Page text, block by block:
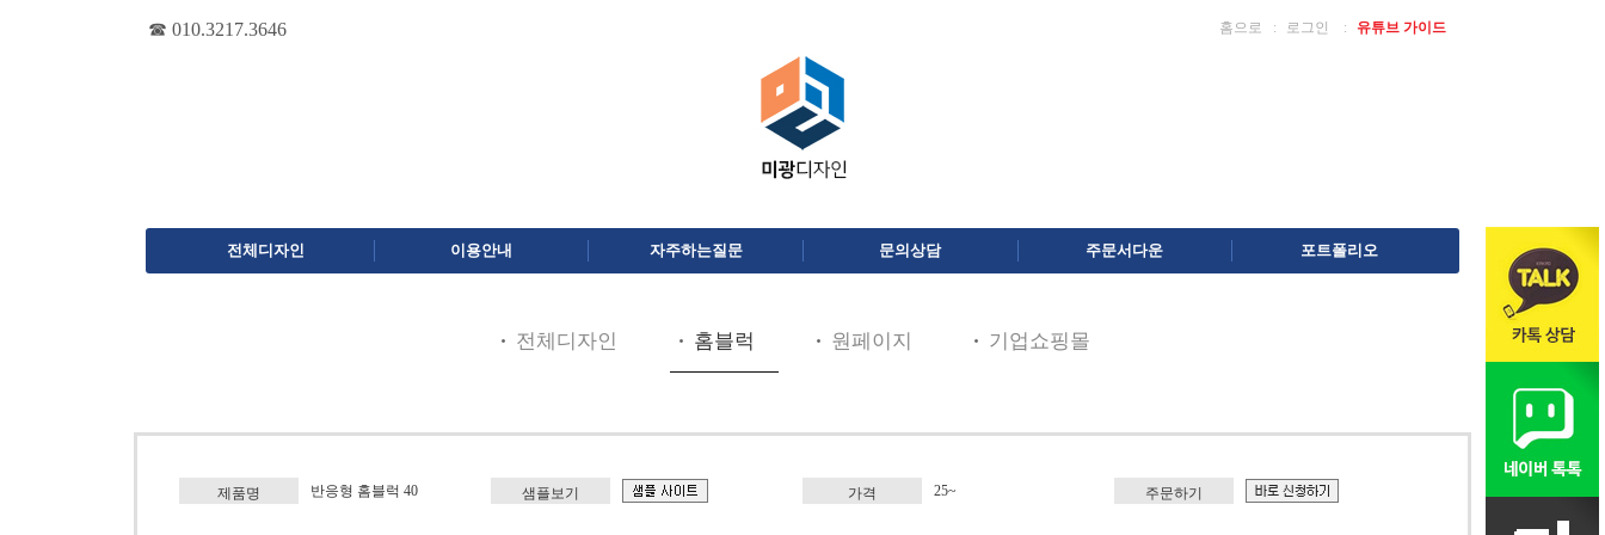
☎ 010.3217.3646 홈으로 ː 로그인 ː 유튜브 가이드
전체디자인 이용안내 자주하는질문 문의상담 주문서다운 포트폴리오
전체디자인 홈블럭 원페이지 기업쇼핑몰
제품명 반응형 홈블럭 40 샘플보기 가격 25~ 주문하기